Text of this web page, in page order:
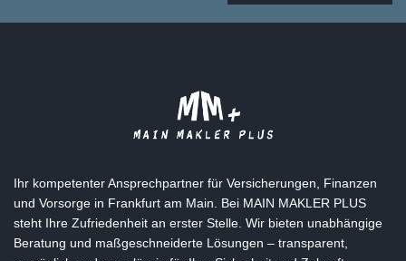
Ihr kompetenter Ansprechpartner für Versicherungen, Finanzen
und Vorsorge in Frankfurt am Main. Bei MAIN MAKLER PLUS
steht Ihre Zufriedenheit an erster Stelle. Wir bieten unabhängige
Beratung und maßgeschneiderte Lösungen – transparent,